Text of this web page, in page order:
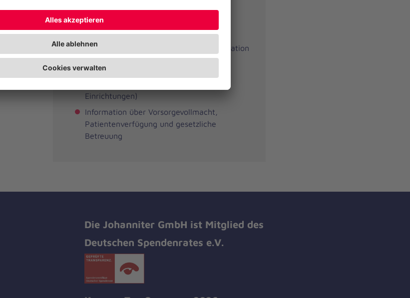
Beratung über berufliche
Wiedereingliederung
Beratung über und Hilfe bei der Organisation
der Versorgung nach Entlassung (z.B.
ambulante Dienste, Vermittlung in
Einrichtungen)
Information über Vorsorgevollmacht,
Patientenverfügung und gesetzliche
Betreuung
Die Johanniter GmbH ist Mitglied des
Deutschen Spendenrates e.V.